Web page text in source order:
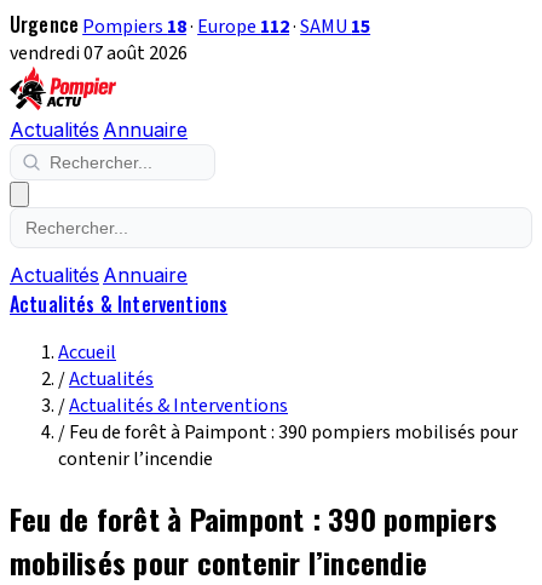
Urgence Pompiers 18· Europe 112·SAMU 15
vendredi 07 août 2026
Actualités Annuaire
Actualités Annuaire
Actualités & Interventions
Accueil
/Actualités
/Actualités & Interventions
/Feu de forêt à Paimpont : 390 pompiers mobilisés pour
contenir l’incendie
Feu de forêt à Paimpont : 390 pompiers
mobilisés pour contenir l’incendie